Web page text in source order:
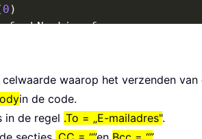
0 )
& vbNewLine & _
waarop het verzenden
in de code.
in de regel .To = „E-mailadres".